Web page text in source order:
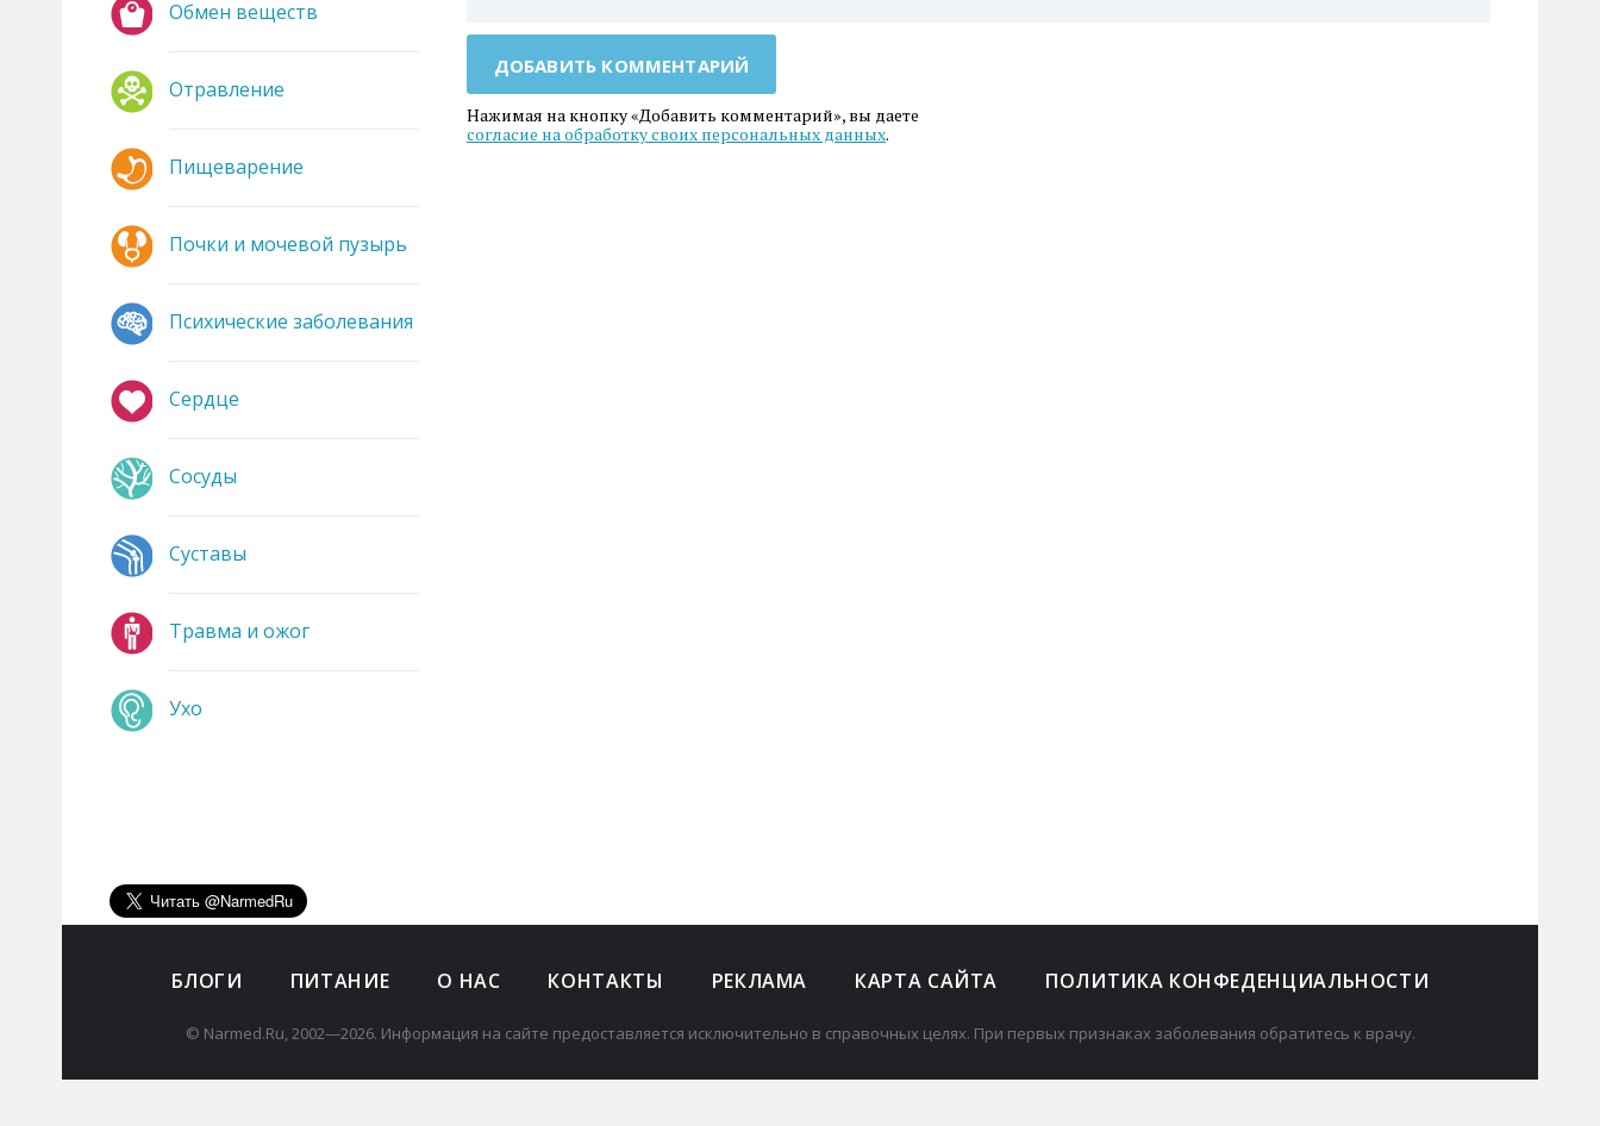
ДОБАВИТЬ КОММЕНТАРИЙ
Нажимая на кнопку «Добавить комментарий», вы даете
согласие на обработку своих персональных данных.
Обмен веществ
Отравление
Пищеварение
Почки и мочевой пузырь
Психические заболевания
Сердце
Сосуды
Суставы
Травма и ожог
Ухо
БЛОГИ ПИТАНИЕ О НАС КОНТАКТЫ РЕКЛАМА КАРТА САЙТА ПОЛИТИКА КОНФЕДЕНЦИАЛЬНОСТИ
© Narmed.Ru, 2002—2026. Информация на сайте предоставляется исключительно в справочных целях. При первых признаках заболевания обратитесь к врачу.